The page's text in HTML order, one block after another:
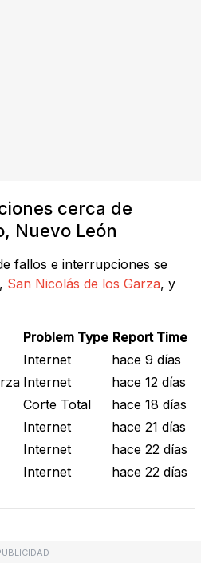
cerca de
Nuevo León
fallos e interrupciones se
, San Nicolás de los Garza, y
Problem Type Report Time
Internet
hace 9 días
Internet
hace 12 días
Corte Total
hace 18 días
Internet
hace 21 días
Internet
hace 22 días
Internet hace 22 días